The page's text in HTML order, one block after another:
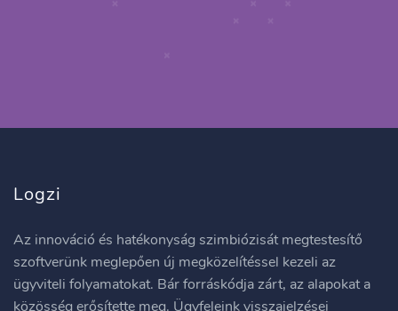
Logzi
Az innováció és hatékonyság szimbiózisát megtestesítő
szoftverünk meglepően új megközelítéssel kezeli az
ügyviteli folyamatokat. Bár forráskódja zárt, az alapokat a
közösség erősítette meg. Ügyfeleink visszajelzései